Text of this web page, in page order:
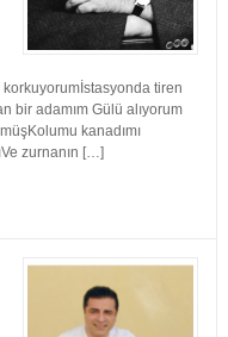
tiren
bir adamım Gülü alıyorum
kanadımı
zurnanın […]